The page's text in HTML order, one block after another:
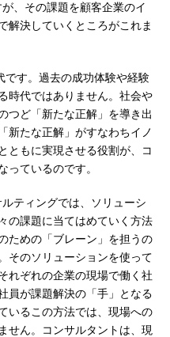
、その課題を顧客企業のイ
解決していくところがこれま
す。過去の成功体験や経験
時代ではありません。社会や
つど「新たな正解」を導き出
新たな正解」がすなわちイノ
ともに実現させる役割が、コ
っているのです。
ティングでは、ソリューシ
の課題に当てはめていく方法
ための「ブレーン」を担うの
そのソリューションを使って
れぞれの企業の現場で働く社
員が課題解決の「手」となる
いるこの方法では、現場への
せん。コンサルタントは、現